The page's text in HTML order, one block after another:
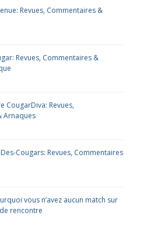
Revues, Commentaires &
Revues, Commentaires &
CougarDiva: Revues,
Arnaques
Cougars: Revues, Commentaires
vous n’avez aucun match sur
rencontre